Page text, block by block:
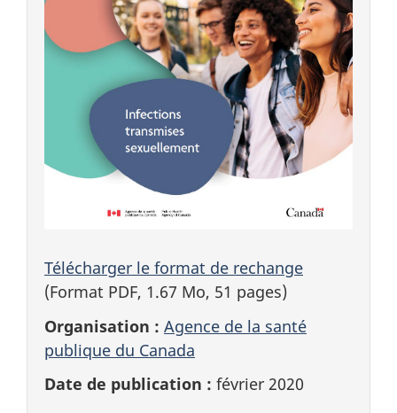
Télécharger le format de rechange
(Format PDF, 1.67 Mo, 51 pages)
Organisation : Agence de la santé
publique du Canada
Date de publication : février 2020